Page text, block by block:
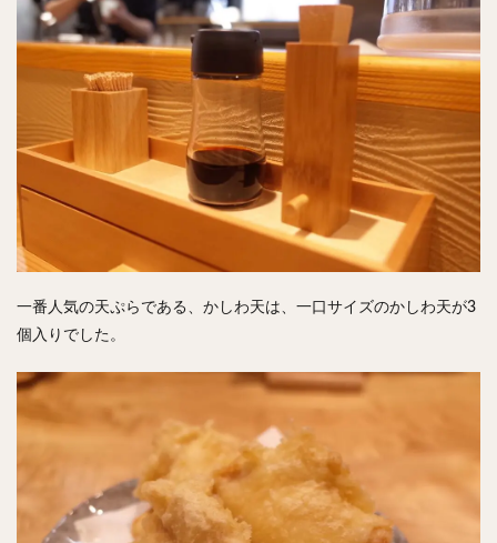
一番人気の天ぷらである、かしわ天は、一口サイズのかしわ天が3
個入りでした。